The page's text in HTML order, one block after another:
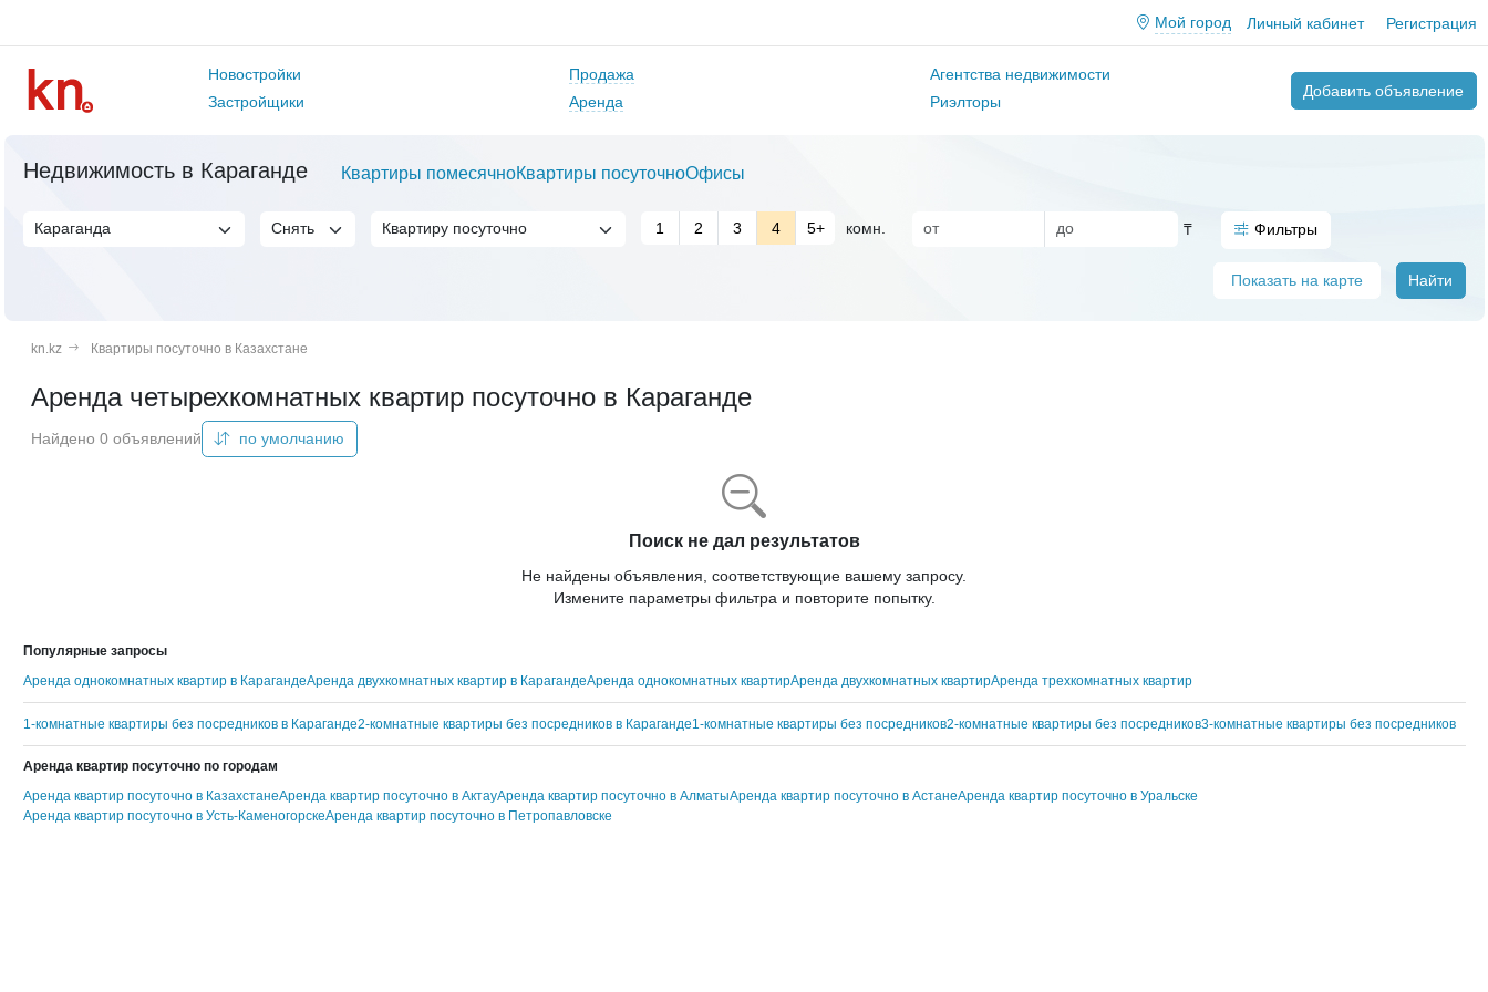
Мой город Личный кабинет Регистрация
Новостройки
Застройщики
Продажа
Аренда
Агентства недвижимости
Риэлторы
Добавить объявление
Недвижимость в Караганде Квартиры помесячноКвартиры посуточноОфисы
1 2 3 4 5+ комн. ₸ Фильтры
Показать на карте Найти
kn.kz Квартиры посуточно в Казахстане
Аренда четырехкомнатных квартир посуточно в Караганде
Найдено 0 объявлений по умолчанию
Поиск не дал результатов
Не найдены объявления, соответствующие вашему запросу.
Измените параметры фильтра и повторите попытку.
Популярные запросы
Аренда однокомнатных квартир в КарагандеАренда двухкомнатных квартир в КарагандеАренда однокомнатных квартирАренда двухкомнатных квартирАренда трехкомнатных квартир
1-комнатные квартиры без посредников в Караганде2-комнатные квартиры без посредников в Караганде1-комнатные квартиры без посредников2-комнатные квартиры без посредников3-комнатные квартиры без посредников
Аренда квартир посуточно по городам
Аренда квартир посуточно в КазахстанеАренда квартир посуточно в АктауАренда квартир посуточно в АлматыАренда квартир посуточно в АстанеАренда квартир посуточно в Уральске
Аренда квартир посуточно в Усть-КаменогорскеАренда квартир посуточно в Петропавловске